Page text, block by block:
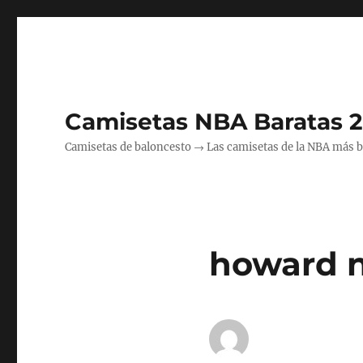
Camisetas NBA Baratas
Camisetas de baloncesto → Las camisetas de la NBA más
howard